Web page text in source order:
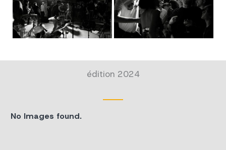
édition 2024
No Images found.